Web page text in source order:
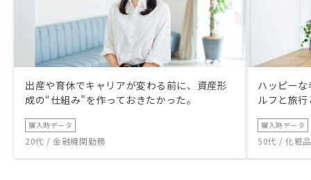
出産や育休でキャリアが変わる前に、資産形
成の“仕組み”を作っておきたかった。
購入時データ
20代 / 金融機関勤務
ハッピー
ルフと旅
購入時データ
50代 / 化粧